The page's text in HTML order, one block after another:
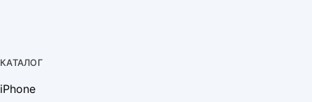
КАТАЛОГ
iPhone